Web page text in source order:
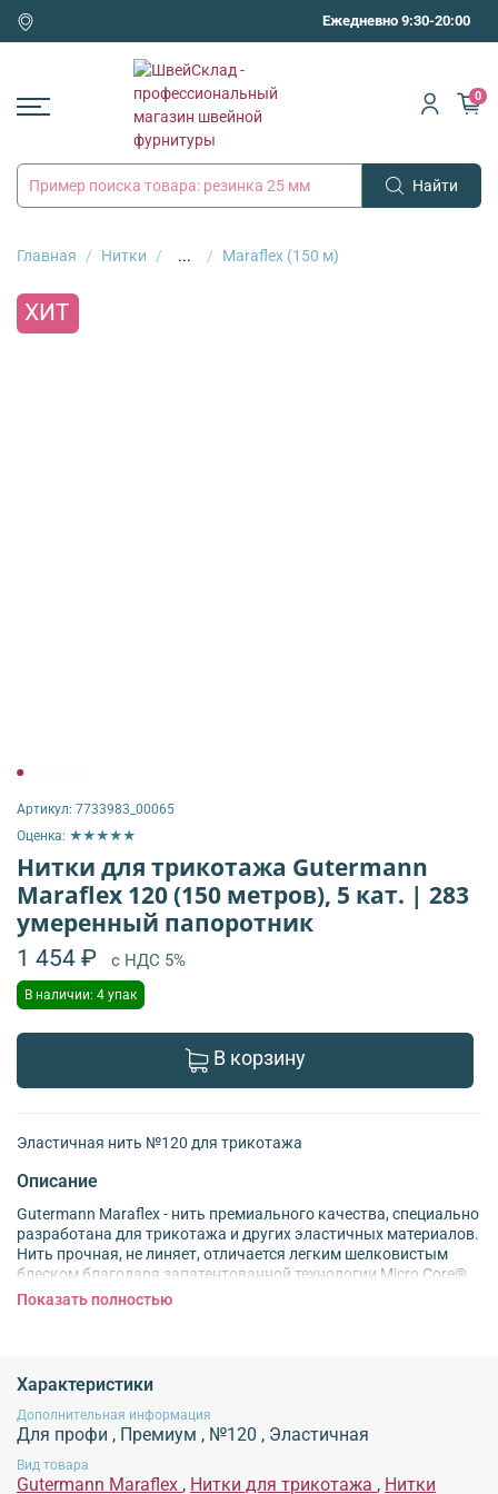
Ежедневно 9:30-20:00
Найти
0
Главная Нитки ... Maraflex (150 м)
ХИТ
Артикул: 7733983_00065
Оценка: ★★★★★
Нитки для трикотажа Gutermann
Maraflex 120 (150 метров), 5 кат. | 283
умеренный папоротник
1 454 ₽ с НДС 5%
В наличии: 4 упак
В корзину
Эластичная нить №120 для трикотажа
Описание
Gutermann Maraflex - нить премиального качества, специально
разработана для трикотажа и других эластичных материалов.
Нить прочная, не линяет, отличается легким шелковистым
блеском благодаря запатентованной технологии Micro Core®.
По всей длине нить имеет идеально круглое поперечное
спортивной одежды, а также нижнего белья. Благодаря
низким значениям натяжения нити можно придать шву
идеальную эластичность уже при 4 стежках на см.
Эластичность шва сохранится, даже если выбрать челночный
Показать полностью
Характеристики
Дополнительная информация
Для профи , Премиум , №120 , Эластичная
Вид товара
Gutermann Maraflex , Нитки для трикотажа , Нитки